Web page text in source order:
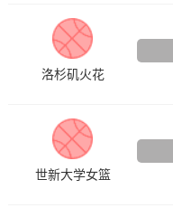
洛杉矶火花
世新大学女篮